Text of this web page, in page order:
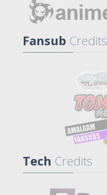
Fansub Credits
Tech Credits